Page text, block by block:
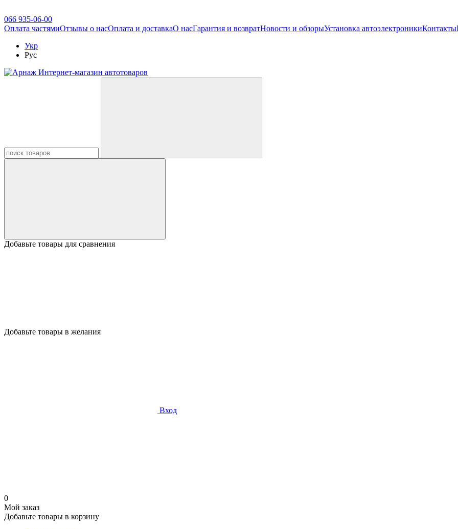
066 935-06-00
Оплата частямиОтзывы о насОплата и доставкаО насГарантия и возвратНовости и обзорыУстановка автоэлектроникиКонтакты
Укр
Рус
Добавьте товары для сравнения
Добавьте товары в желания
Вход
0
Мой заказ
Добавьте товары в корзину